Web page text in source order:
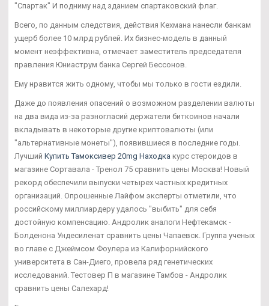
"Спартак" И подниму над зданием спартаковский флаг.
Всего, по данным следствия, действия Кехмана нанесли банкам
ущерб более 10 млрд рублей. Их бизнес-модель в данный
момент неэффективна, отмечает заместитель председателя
правления Юниаструм банка Сергей Бессонов.
Ему нравится жить одному, чтобы мы только в гости ездили.
Даже до появления опасений о возможном разделении валюты
на два вида из-за разногласий держатели биткоинов начали
вкладывать в некоторые другие криптовалюты (или
"альтернативные монеты"), появившиеся в последние годы.
Лучший Купить Тамоксивер 20mg Находка курс стероидов в
магазине Сортавала - Тренол 75 сравнить цены Москва! Новый
рекорд обеспечили выпуски четырех частных кредитных
организаций. Опрошенные Лайфом эксперты отметили, что
российскому миллиардеру удалось "выбить" для себя
достойную компенсацию. Андролик аналоги Нефтекамск -
Болденона Ундесиленат сравнить цены Чапаевск. Группа ученых
во главе с Джеймсом Фоулера из Калифорнийского
университета в Сан-Диего, провела ряд генетических
исследований. Тестовер П в магазине Тамбов - Андролик
сравнить цены Салехард!